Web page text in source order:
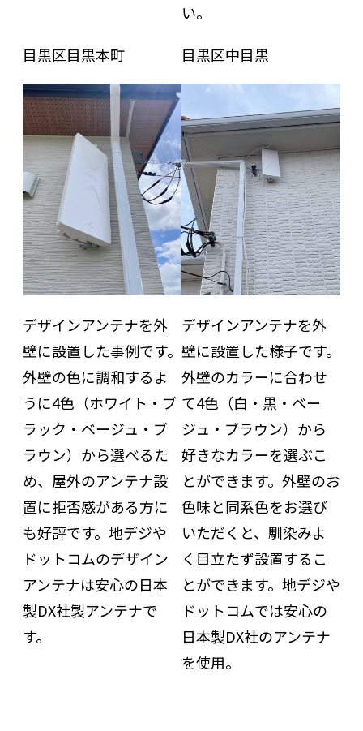
い。
目黒区目黒本町
デザインアンテナを外
壁に設置した事例です。
外壁の色に調和するよ
うに4色（ホワイト・ブ
ラック・ベージュ・ブ
ラウン）から選べるた
め、屋外のアンテナ設
置に拒否感がある方に
も好評です。地デジや
ドットコムのデザイン
アンテナは安心の日本
製DX社製アンテナで
す。
目黒区中目黒
デザインアンテナを外
壁に設置した様子です。
外壁のカラーに合わせ
て4色（白・黒・ベー
ジュ・ブラウン）から
好きなカラーを選ぶこ
とができます。外壁のお
色味と同系色をお選び
いただくと、馴染みよ
く目立たず設置するこ
とができます。地デジや
ドットコムでは安心の
日本製DX社のアンテナ
を使用。